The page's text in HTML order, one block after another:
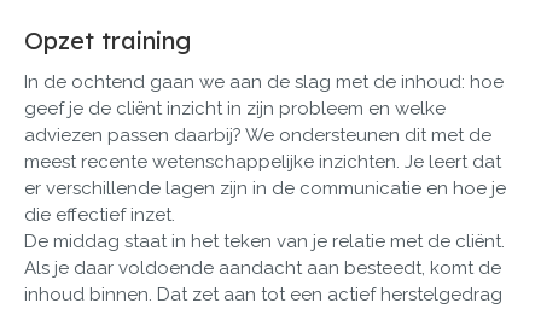
Opzet training
In de ochtend gaan we aan de slag met de inhoud: hoe
geef je de cliënt inzicht in zijn probleem en welke
adviezen passen daarbij? We ondersteunen dit met de
meest recente wetenschappelijke inzichten. Je leert dat
er verschillende lagen zijn in de communicatie en hoe je
die effectief inzet.
De middag staat in het teken van je relatie met de cliënt.
Als je daar voldoende aandacht aan besteedt, komt de
inhoud binnen. Dat zet aan tot een actief herstelgedrag